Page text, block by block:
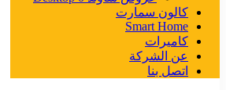
كالون سمارت
Smart Home
كاميرات
عن الشركة
اتصل بنا